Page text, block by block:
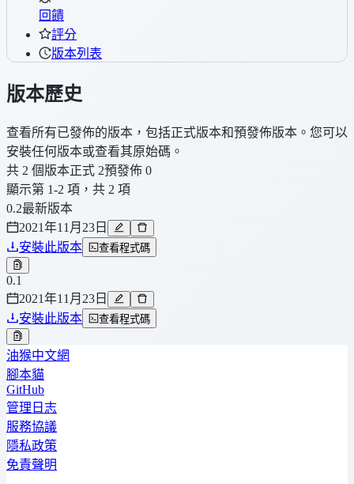
回饋
評分
版本列表
版本歷史
查看所有已發佈的版本，包括正式版本和預發佈版本。您可以
安裝任何版本或查看其原始碼。
共 2 個版本正式 2預發佈 0
顯示第 1-2 項，共 2 項
0.2最新版本
2021年11月23日
安裝此版本
查看程式碼
0.1
2021年11月23日
安裝此版本
查看程式碼
油猴中文網
腳本貓
GitHub
管理日志
服務協議
隱私政策
免責聲明